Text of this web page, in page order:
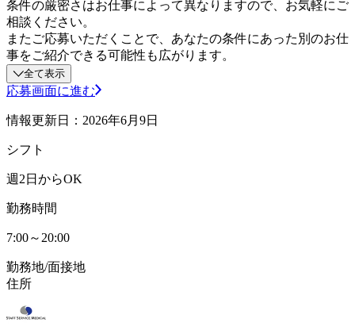
条件の厳密さはお仕事によって異なりますので、お気軽にご
相談ください。
またご応募いただくことで、あなたの条件にあった別のお仕
事をご紹介できる可能性も広がります。
全て表示
応募画面に進む
情報更新日：2026年6月9日
シフト
週2日からOK
勤務時間
7:00～20:00
勤務地/面接地
住所